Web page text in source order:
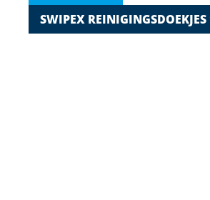
SWIPEX REINIGINGSDOEKJES